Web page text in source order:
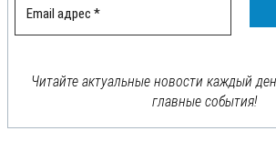
Читайте актуальные новости каждый
главные события!